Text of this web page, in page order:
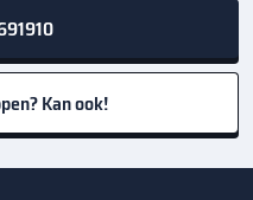
Kan ook!